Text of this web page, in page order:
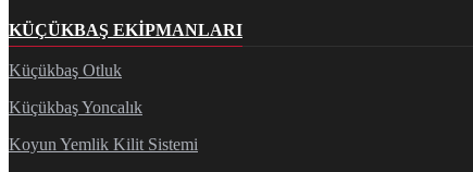
KÜÇÜKBAŞ EKIPMANLARI
Küçükbaş Otluk
Küçükbaş Yoncalık
Koyun Yemlik Kilit Sistemi